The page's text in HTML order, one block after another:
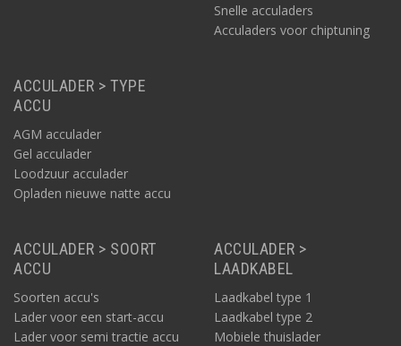
Snelle acculaders
Acculaders voor chiptuning
ACCULADER > TYPE
ACCU
AGM acculader
Gel acculader
Loodzuur acculader
Opladen nieuwe natte accu
ACCULADER > SOORT
ACCU
Soorten accu's
Lader voor een start-accu
Lader voor semi tractie accu
ACCULADER >
LAADKABEL
Laadkabel type 1
Laadkabel type 2
Mobiele thuislader